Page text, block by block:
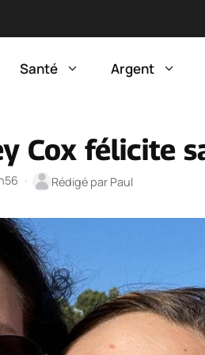
Santé Argent
Cox félicite
· Rédigé par Paul